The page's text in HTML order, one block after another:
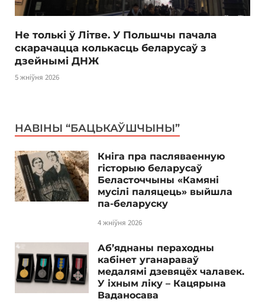
Не толькі ў Літве. У Польшчы пачала
скарачацца колькасць беларусаў з
дзейнымі ДНЖ
5 жніўня 2026
НАВІНЫ “БАЦЬКАЎШЧЫНЫ”
Кніга пра пасляваенную
гісторыю беларусаў
Беласточчыны «Камяні
мусілі паляцець» выйшла
па-беларуску
4 жніўня 2026
Аб’яднаны пераходны
кабінет уганараваў
медалямі дзевяцёх чалавек.
У іхным ліку – Кацярына
Ваданосава